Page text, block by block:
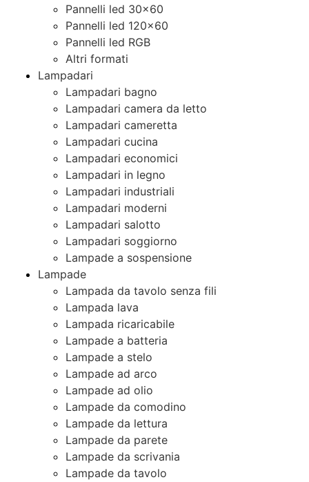
Pannelli led 30×60
Pannelli led 120×60
Pannelli led RGB
Altri formati
Lampadari
Lampadari bagno
Lampadari camera da letto
Lampadari cameretta
Lampadari cucina
Lampadari economici
Lampadari in legno
Lampadari industriali
Lampadari moderni
Lampadari salotto
Lampadari soggiorno
Lampade a sospensione
Lampade
Lampada da tavolo senza fili
Lampada lava
Lampada ricaricabile
Lampade a batteria
Lampade a stelo
Lampade ad arco
Lampade ad olio
Lampade da comodino
Lampade da lettura
Lampade da parete
Lampade da scrivania
Lampade da tavolo